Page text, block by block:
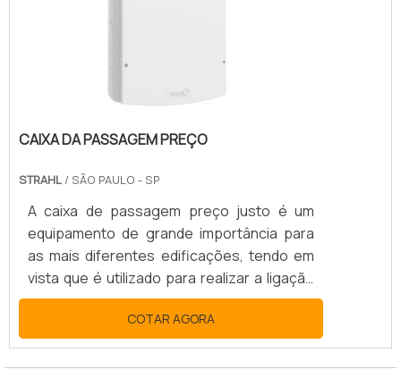
CAIXA DA PASSAGEM PREÇO
STRAHL / SÃO PAULO - SP
A caixa de passagem preço justo é um
equipamento de grande importância para
as mais diferentes edificações, tendo em
vista que é utilizado para realizar a ligação
dos fios e cabos elétricos que são
empregados da rede elétrica da residência,
estabelecimento comercial ou até mesmo
indústria de forma correta.IMPORTÂNCIA
COTAR AGORA